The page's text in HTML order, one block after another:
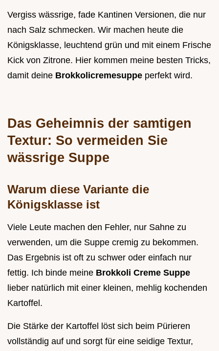
Vergiss wässrige, fade Kantinen Versionen, die nur
nach Salz schmecken. Wir machen heute die
Königsklasse, leuchtend grün und mit einem Frische
Kick von Zitrone. Hier kommen meine besten Tricks,
damit deine Brokkolicremesuppe perfekt wird.
Das Geheimnis der samtigen
Textur: So vermeiden Sie
wässrige Suppe
Warum diese Variante die
Königsklasse ist
Viele Leute machen den Fehler, nur Sahne zu
verwenden, um die Suppe cremig zu bekommen.
Das Ergebnis ist oft zu schwer oder einfach nur
fettig. Ich binde meine Brokkoli Creme Suppe
lieber natürlich mit einer kleinen, mehlig kochenden
Kartoffel.
Die Stärke der Kartoffel löst sich beim Pürieren
vollständig auf und sorgt für eine seidige Textur,